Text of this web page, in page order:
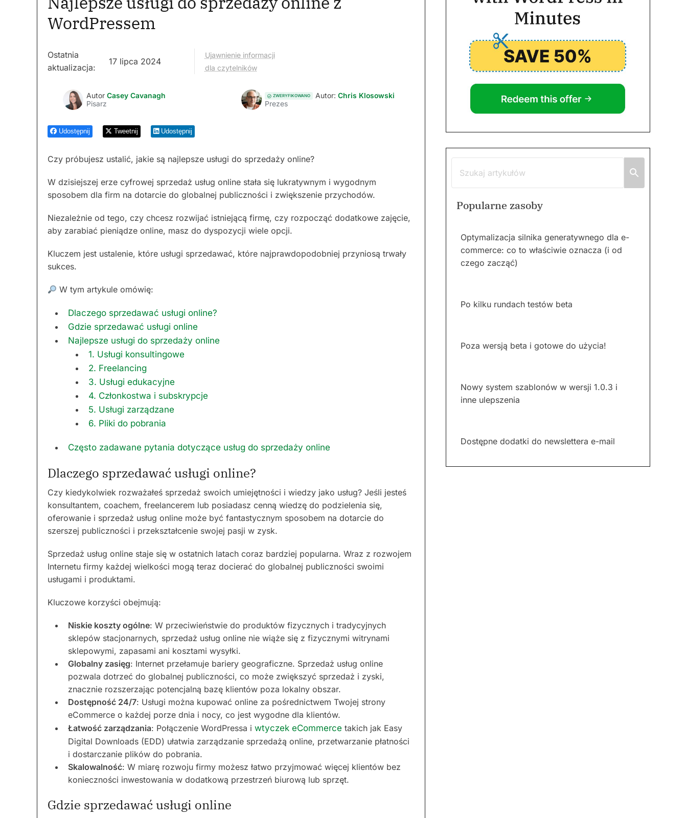
WordPressem
Ostatnia
aktualizacja:
17 lipca 2024
Ujawnienie informacji
dla czytelników
Autor Casey Cavanagh
Pisarz
ZWERYFIKOWANO Autor: Chris Klosowski
Prezes
Udostępnij Tweetnij Udostępnij
Czy próbujesz ustalić, jakie są najlepsze usługi do sprzedaży online?
W dzisiejszej erze cyfrowej sprzedaż usług online stała się lukratywnym i wygodnym
sposobem dla firm na dotarcie do globalnej publiczności i zwiększenie przychodów.
Niezależnie od tego, czy chcesz rozwijać istniejącą firmę, czy rozpocząć dodatkowe zajęcie,
aby zarabiać pieniądze online, masz do dyspozycji wiele opcji.
Kluczem jest ustalenie, które usługi sprzedawać, które najprawdopodobniej przyniosą trwały
sukces.
W tym artykule omówię:
Dlaczego sprzedawać usługi online?
Gdzie sprzedawać usługi online
Najlepsze usługi do sprzedaży online
1. Usługi konsultingowe
2. Freelancing
3. Usługi edukacyjne
4. Członkostwa i subskrypcje
5. Usługi zarządzane
6. Pliki do pobrania
Często zadawane pytania dotyczące usług do sprzedaży online
Dlaczego sprzedawać usługi online?
Czy kiedykolwiek rozważałeś sprzedaż swoich umiejętności i wiedzy jako usług? Jeśli jesteś
konsultantem, coachem, freelancerem lub posiadasz cenną wiedzę do podzielenia się,
oferowanie i sprzedaż usług online może być fantastycznym sposobem na dotarcie do
szerszej publiczności i przekształcenie swojej pasji w zysk.
Sprzedaż usług online staje się w ostatnich latach coraz bardziej popularna. Wraz z rozwojem
Internetu firmy każdej wielkości mogą teraz docierać do globalnej publiczności swoimi
usługami i produktami.
Kluczowe korzyści obejmują:
Niskie koszty ogólne: W przeciwieństwie do produktów fizycznych i tradycyjnych
sklepów stacjonarnych, sprzedaż usług online nie wiąże się z fizycznymi witrynami
sklepowymi, zapasami ani kosztami wysyłki.
Globalny zasięg: Internet przełamuje bariery geograficzne. Sprzedaż usług online
pozwala dotrzeć do globalnej publiczności, co może zwiększyć sprzedaż i zyski,
znacznie rozszerzając potencjalną bazę klientów poza lokalny obszar.
Dostępność 24/7: Usługi można kupować online za pośrednictwem Twojej strony
eCommerce o każdej porze dnia i nocy, co jest wygodne dla klientów.
Łatwość zarządzania: Połączenie WordPressa i wtyczek eCommerce takich jak Easy
Digital Downloads (EDD) ułatwia zarządzanie sprzedażą online, przetwarzanie płatności
i dostarczanie plików do pobrania.
Skalowalność: W miarę rozwoju firmy możesz łatwo przyjmować więcej klientów bez
konieczności inwestowania w dodatkową przestrzeń biurową lub sprzęt.
Gdzie sprzedawać usługi online
Popularne zasoby
Optymalizacja silnika generatywnego dla e-
commerce: co to właściwie oznacza (i od
czego zacząć)
Po kilku rundach testów beta
Poza wersją beta i gotowe do użycia!
Nowy system szablonów w wersji 1.0.3 i
inne ulepszenia
Dostępne dodatki do newslettera e-mail